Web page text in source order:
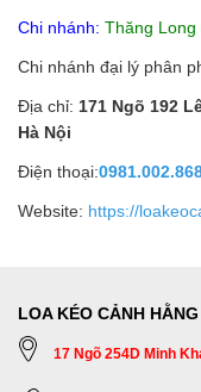
Chi nhánh: Thăng Long
Chi nhánh đại lý phân
Địa chỉ: 171 Ngõ 192
Hà Nội
Điện thoại:
Website: https://
LOA KÉO CẢNH HẰNG
17 Ngõ 254D Minh